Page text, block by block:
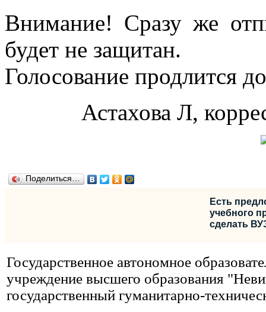
Внимание! Сразу же
будет не защитан.
Голосование продлится
Астахова Л,
Поделиться…
Есть
учебного
сделать
Государственное автономное
учреждение высшего образования
государственный гуманитарно-